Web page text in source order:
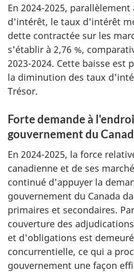
En 2024-2025,
d'intérêt, le taux d'intérêt
dette contractée sur les
s'établir à 2,76 %,
2023-2024. Cette baisse est
la diminution des taux
Trésor.
Forte demande à
gouvernement du
En 2024-2025, la force
canadienne et de ses
continué d'appuyer la
gouvernement du Canada
primaires et secondaires.
couverture des
et d'obligations est
concurrentielle, ce qui a
gouvernement une façon